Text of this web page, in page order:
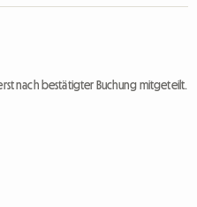
nach bestätigter Buchung mitgeteilt.